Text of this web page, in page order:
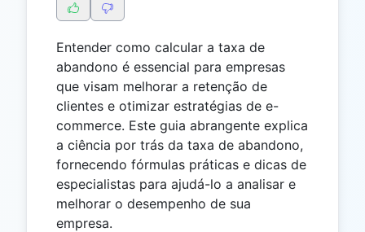
Entender como calcular a taxa de
abandono é essencial para empresas
que visam melhorar a retenção de
clientes e otimizar estratégias de e-
commerce. Este guia abrangente explica
a ciência por trás da taxa de abandono,
fornecendo fórmulas práticas e dicas de
especialistas para ajudá-lo a analisar e
melhorar o desempenho de sua
empresa.